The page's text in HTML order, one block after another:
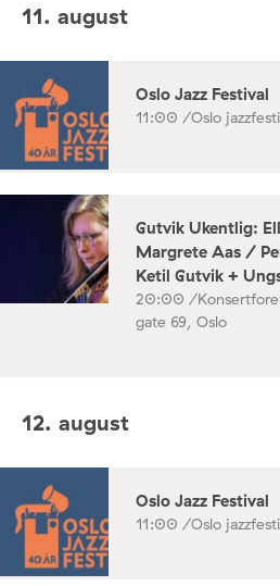
11. august
Oslo Jazz Festival
11:00 /Oslo
Gutvik Ukentlig:
Margrete Aas /
Ketil Gutvik +
20:00 /
gate 69, Oslo
12. august
Oslo Jazz Festival
11:00 /Oslo